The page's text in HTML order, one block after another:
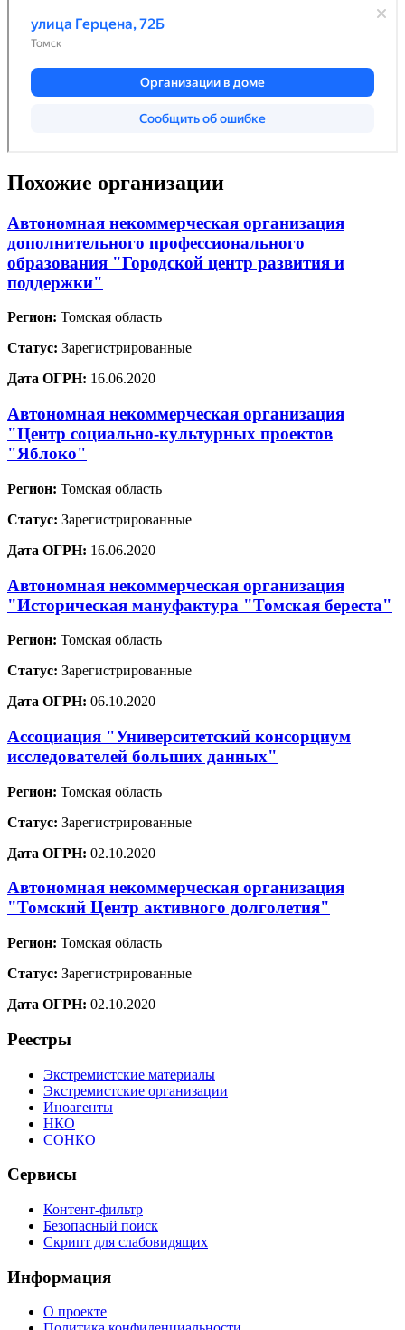
Похожие организации
Автономная некоммерческая организация
дополнительного профессионального
образования "Городской центр развития и
поддержки"
Регион: Томская область
Статус: Зарегистрированные
Дата ОГРН: 16.06.2020
Автономная некоммерческая организация
"Центр социально-культурных проектов
"Яблоко"
Регион: Томская область
Статус: Зарегистрированные
Дата ОГРН: 16.06.2020
Автономная некоммерческая организация
"Историческая мануфактура "Томская береста"
Регион: Томская область
Статус: Зарегистрированные
Дата ОГРН: 06.10.2020
Ассоциация "Университетский консорциум
исследователей больших данных"
Регион: Томская область
Статус: Зарегистрированные
Дата ОГРН: 02.10.2020
Автономная некоммерческая организация
"Томский Центр активного долголетия"
Регион: Томская область
Статус: Зарегистрированные
Дата ОГРН: 02.10.2020
Реестры
Экстремистские материалы
Экстремистские организации
Иноагенты
НКО
СОНКО
Сервисы
Контент-фильтр
Безопасный поиск
Скрипт для слабовидящих
Информация
О проекте